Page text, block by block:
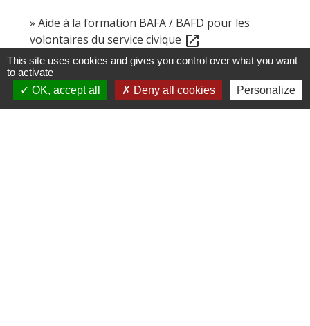
Aide à la formation BAFA / BAFD pour les
volontaires du service civique open_in_new
Agence de services et de paiement (ASP)
Signaler une erreur sur cette page
This site uses cookies and gives you control over what you want
to activate
OK, accept all
Deny all cookies Personalize